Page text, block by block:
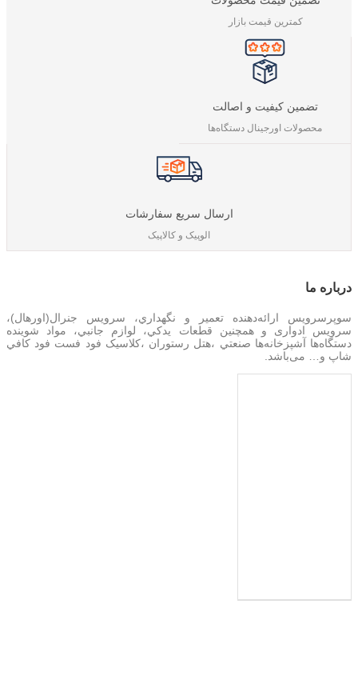
کمترین قیمت بازار
تضمین کیفیت و اصالت
محصولات اورجینال دستگاه‌ها
ارسال سریع سفارشات
الوپیک و کالاپیک
درباره‌ ما
سوپرسرویس ارائه‌دهنده تعمير و نگهداري، سرویس جنرال(اورهال)،
سرویس‌ ادواری و همچنین قطعات يدکي، لوازم جانبي، مواد شوینده
دستگاه‌ها آشپزخانه‌ها صنعتي ،هتل رستوران ،کلاسیک فود فست فود کافي
شاپ و… می‌باشد.